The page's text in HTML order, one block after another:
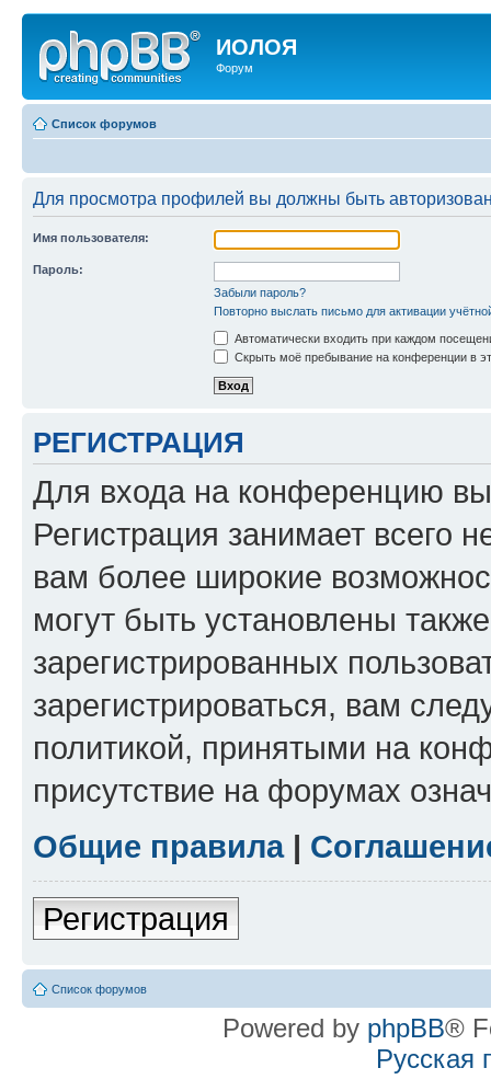
ИОЛОЯ
Форум
Список форумов
Для просмотра профилей вы должны быть
Имя пользователя:
Пароль:
Забыли пароль?
Повторно выслать письмо для активации
Автоматически входить при каждом
Скрыть моё пребывание на конференции в
РЕГИСТРАЦИЯ
Для входа на конференцию
Регистрация занимает всего
вам более широкие
могут быть установлены
зарегистрированных
зарегистрироваться, вам
политикой, принятыми на
присутствие на форумах
Общие правила|
Регистрация
Список форумов
Powered by phpBB®
Русская